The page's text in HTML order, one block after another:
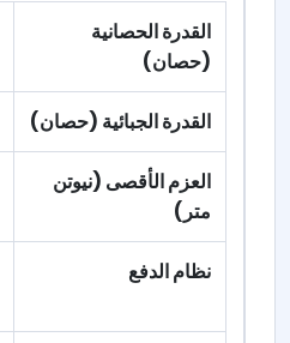
القدرة الحصانية
(حصان)
القدرة الجبائية (حصان)
العزم الأقصى (نيوتن
متر)
نظام الدفع